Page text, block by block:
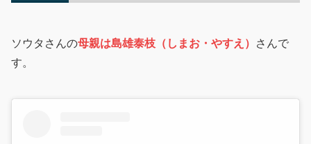
ソウタさんの母親は島雄泰枝（しまお・やすえ）
さんで
す。